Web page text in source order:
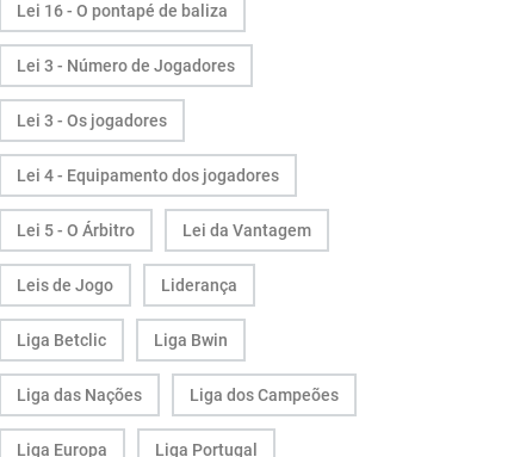
Lei 16 - O pontapé de baliza
Lei 3 - Número de Jogadores
Lei 3 - Os jogadores
Lei 4 - Equipamento dos jogadores
Lei 5 - O Árbitro Lei da Vantagem
Leis de Jogo Liderança
Liga Betclic Liga Bwin
Liga das Nações Liga dos Campeões
Liga Europa Liga Portugal